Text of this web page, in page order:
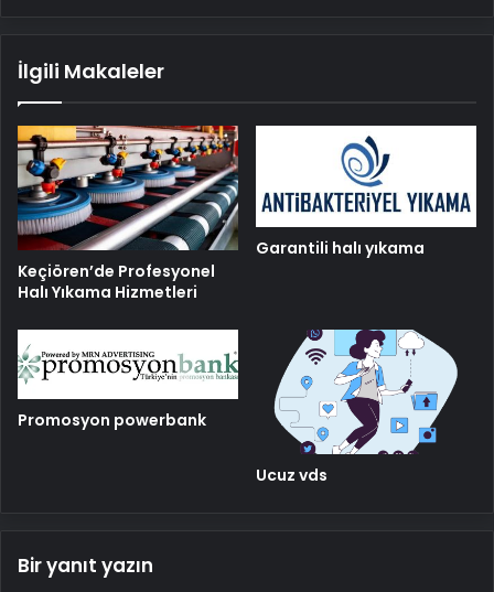
İlgili Makaleler
Keçiören’de Profesyonel
Halı Yıkama Hizmetleri
Garantili halı yıkama
Promosyon powerbank
Ucuz vds
Bir yanıt yazın